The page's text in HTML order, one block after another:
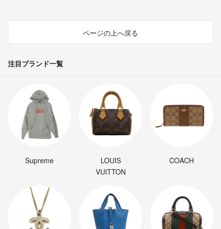
ページの上へ戻る
注目ブランド一覧
Supreme
LOUIS
VUITTON
COACH